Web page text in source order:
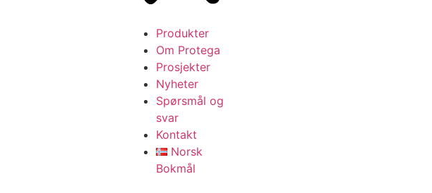
Produkter
Om Protega
Prosjekter
Nyheter
Spørsmål og
svar
Kontakt
Norsk
Bokmål